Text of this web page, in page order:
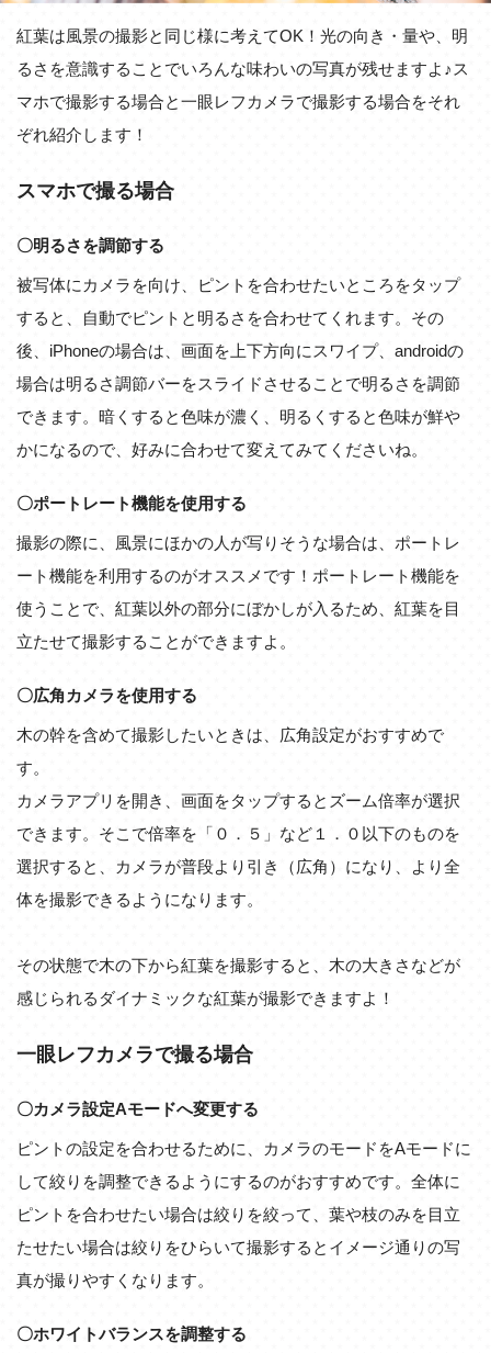
紅葉は風景の撮影と同じ様に考えてOK！光の向き・量や、明
るさを意識することでいろんな味わいの写真が残せますよ♪ス
マホで撮影する場合と一眼レフカメラで撮影する場合をそれ
ぞれ紹介します！
スマホで撮る場合
〇明るさを調節する
被写体にカメラを向け、ピントを合わせたいところをタップ
すると、自動でピントと明るさを合わせてくれます。その
後、iPhoneの場合は、画面を上下方向にスワイプ、androidの
場合は明るさ調節バーをスライドさせることで明るさを調節
できます。暗くすると色味が濃く、明るくすると色味が鮮や
かになるので、好みに合わせて変えてみてくださいね。
〇ポートレート機能を使用する
撮影の際に、風景にほかの人が写りそうな場合は、ポートレ
ート機能を利用するのがオススメです！ポートレート機能を
使うことで、紅葉以外の部分にぼかしが入るため、紅葉を目
立たせて撮影することができますよ。
〇広角カメラを使用する
木の幹を含めて撮影したいときは、広角設定がおすすめで
す。
カメラアプリを開き、画面をタップするとズーム倍率が選択
できます。そこで倍率を「０．５」など１．０以下のものを
選択すると、カメラが普段より引き（広角）になり、より全
体を撮影できるようになります。
その状態で木の下から紅葉を撮影すると、木の大きさなどが
感じられるダイナミックな紅葉が撮影できますよ！
一眼レフカメラで撮る場合
〇カメラ設定Aモードへ変更する
ピントの設定を合わせるために、カメラのモードをAモードに
して絞りを調整できるようにするのがおすすめです。全体に
ピントを合わせたい場合は絞りを絞って、葉や枝のみを目立
たせたい場合は絞りをひらいて撮影するとイメージ通りの写
真が撮りやすくなります。
〇ホワイトバランスを調整する